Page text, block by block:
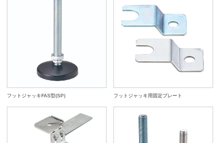
フットジャッキFAS型(SP) フットジャッキ用固定プレート